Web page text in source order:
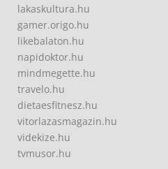
lakaskultura.hu
gamer.origo.hu
likebalaton.hu
napidoktor.hu
mindmegette.hu
travelo.hu
dietaesfitnesz.hu
vitorlazasmagazin.hu
videkize.hu
tvmusor.hu